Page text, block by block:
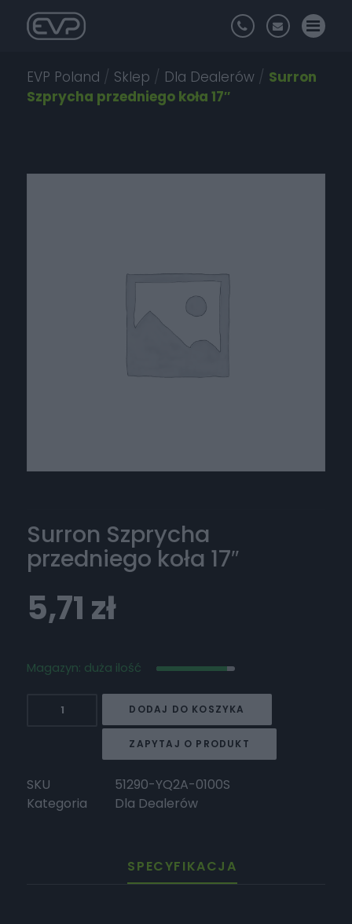
EVP Poland / Sklep / Dla Dealerów / Surron
Szprycha przedniego koła 17″
Surron Szprycha
przedniego koła 17″
5,71 zł
Magazyn: duża ilość
koła
17"
DODAJ DO KOSZYKA
ZAPYTAJ O PRODUKT
SKU
51290-YQ2A-0100S
Kategoria
Dla Dealerów
SPECYFIKACJA